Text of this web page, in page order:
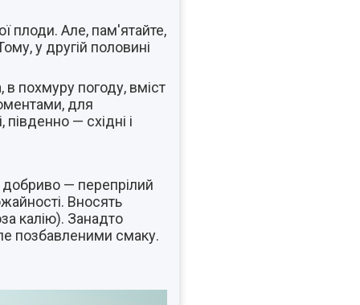
плоди. Але, пам'ятайте,
у другій половині
в похмуру погоду, вміст
для
— східні і
— перепрілий
Вносять
калію). Занадто
позбавленими смаку.